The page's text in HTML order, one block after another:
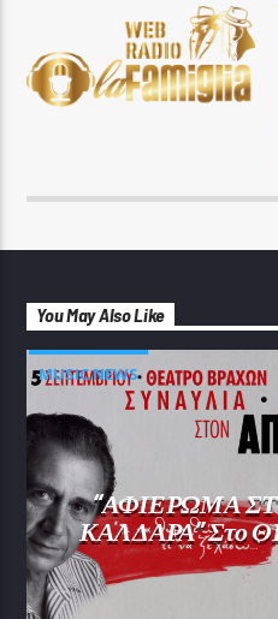
You May Also Like
MUSIC NEWS
“ΑΦΙΕΡΩΜΑ
ΚΑΛΔΑΡΑ” Στο